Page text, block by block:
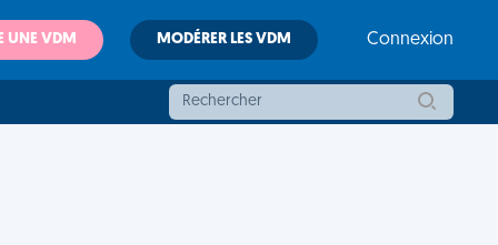
UNE VDM MODÉRER LES VDM Connexion